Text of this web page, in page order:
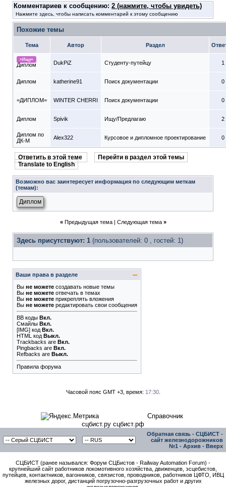
Комментариев к сообщению: 2 (нажмите, чтобы увидеть)
Нажмите здесь, чтобы написать комментарий к этому сообщению
Похожие темы
Тема Автор Раздел
=Ищу=
Диплом DukPiZ Студенту-путeйцу 1
Диплом katherine91 Поиск документации 0
=ДИПЛОМ= WINTER CHERRI Поиск документации 0
Диплом Spivik Ищу/Предлагаю 2
Диплом по
ДК-М
Alex322 Курсовое и дипломное проектирование 0
Ответить в этой теме
Перейти в раздел этой темы
Translate to English
Возможно вас заинтересует информация по следующим меткам
(темам):
Диплом
« Предыдущая тема| Следующая тема »
Здесь присутствуют: 1 (пользователей: 0 , гостей: 1)
Ваши права в разделе
Вы не можете создавать новые темы
Вы не можете отвечать в темах
Вы не можете прикреплять вложения
Вы не можете редактировать свои сообщения
BB коды Вкл.
Смайлы Вкл.
[IMG] код Вкл.
HTML код Выкл.
Trackbacks are Вкл.
Pingbacks are Вкл.
Refbacks are Выкл.
Правила форума
Часовой пояс GMT +3, время: 17:30.
Справочник
сцбист.ру сцбист.рф
Обратная связь - СЦБИСТ -
сайт железнодорожников
№1 - Архив - Вверх
СЦБИСТ (ранее назывался: Форум СЦБистов - Railway Automation Forum) -
крупнейший сайт работников локомотивного хозяйства, движенцев, эсцебистов,
путейцев, контактников, вагонников, связистов, проводников, работников ЦФТО, ИВЦ
железных дорог, дистанций погрузочно-разгрузочных работ и других